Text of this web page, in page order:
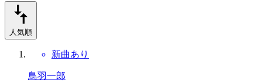
人気順
新曲あり
鳥羽一郎